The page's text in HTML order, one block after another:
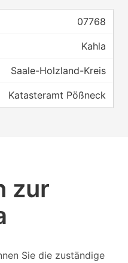
07768
Kahla
Saale-Holzland-Kreis
Katasteramt Pößneck
zur
Sie die zuständige